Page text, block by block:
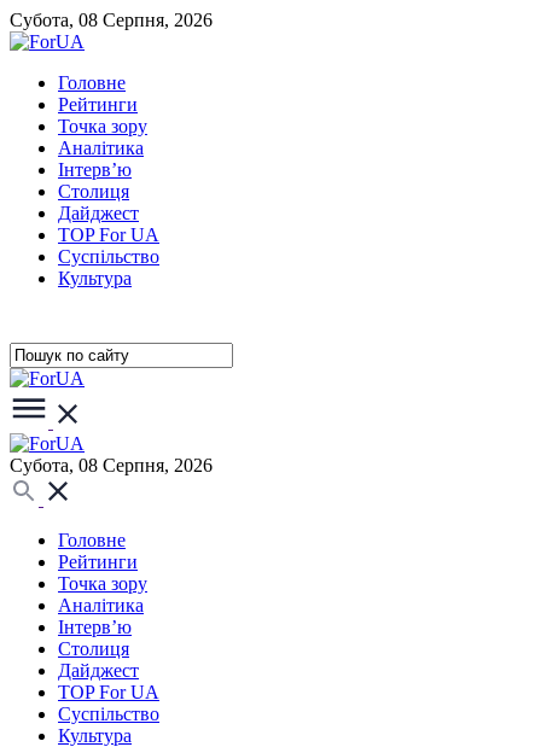
Субота, 08 Серпня, 2026
Головне
Рейтинги
Точка зору
Аналітика
Інтерв’ю
Столиця
Дайджест
TOP For UA
Суспiльство
Культура
Субота, 08 Серпня, 2026
Головне
Рейтинги
Точка зору
Аналітика
Інтерв’ю
Столиця
Дайджест
TOP For UA
Суспiльство
Культура